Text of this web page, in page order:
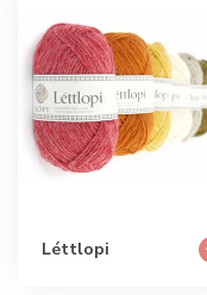
Léttlopi